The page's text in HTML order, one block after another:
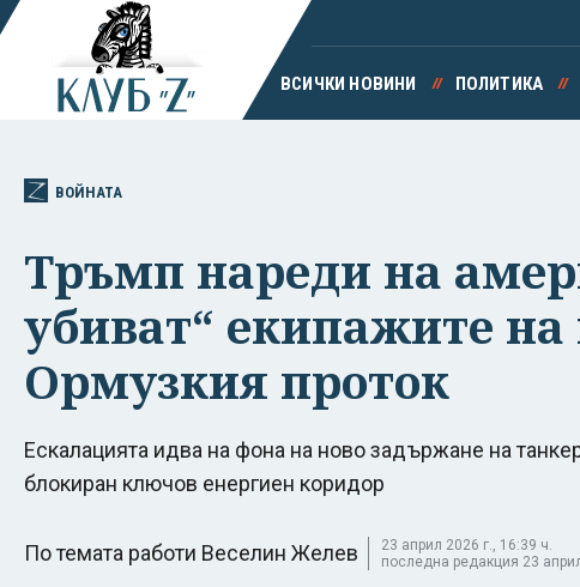
ВСИЧКИ НОВИНИ ПОЛИТИКА
ВОЙНАТА
Тръмп нареди на
убиват“ екипажите
Ормузкия проток
Ескалацията идва на фона на ново задържане на
блокиран ключов енергиен коридор
По темата работи Веселин Желев
23 април 2026 г., 16:39 ч.
последна редакция 23